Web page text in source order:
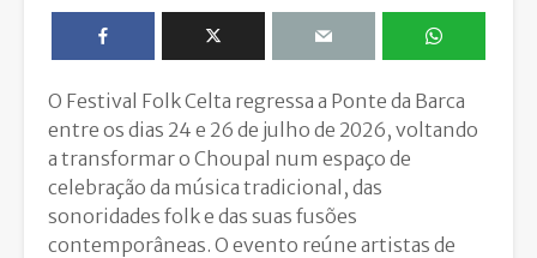
O Festival Folk Celta regressa a Ponte da Barca
entre os dias 24 e 26 de julho de 2026, voltando
a transformar o Choupal num espaço de
celebração da música tradicional, das
sonoridades folk e das suas fusões
contemporâneas. O evento reúne artistas de